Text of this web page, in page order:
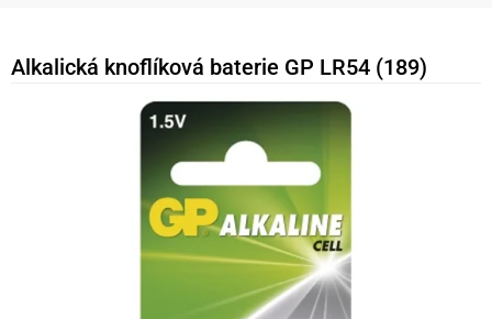
Alkalická knoflíková baterie GP LR54 (189)